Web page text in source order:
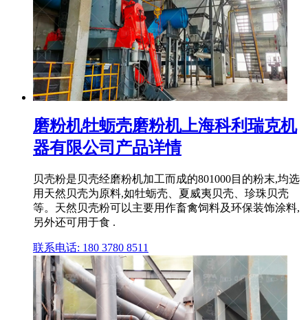
磨粉机牡蛎壳磨粉机上海科利瑞克机
器有限公司产品详情
贝壳粉是贝壳经磨粉机加工而成的801000目的粉末,均选
用天然贝壳为原料,如牡蛎壳、夏威夷贝壳、珍珠贝壳
等。天然贝壳粉可以主要用作畜禽饲料及环保装饰涂料,
另外还可用于食 .
联系电话: 180 3780 8511